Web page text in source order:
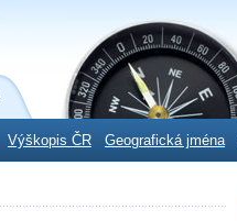
Výškopis ČR Geografická jména